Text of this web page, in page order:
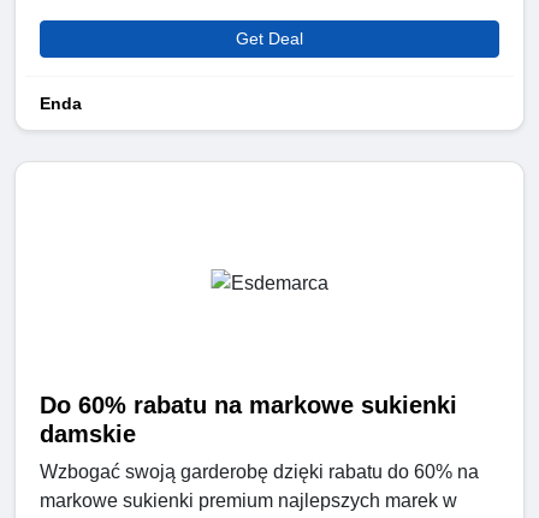
Get Deal
Enda
Do 60% rabatu na markowe sukienki
damskie
Wzbogać swoją garderobę dzięki rabatu do 60% na
markowe sukienki premium najlepszych marek w